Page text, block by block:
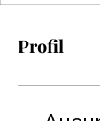
Profil